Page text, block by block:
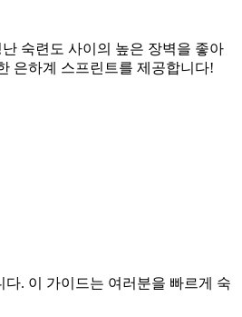
숙련도 사이의 높은 장벽을 좋아
은하계 스프린트를 제공합니다!
. 이 가이드는 여러분을 빠르게 숙